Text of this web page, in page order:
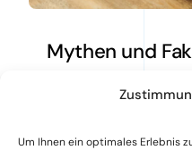
Um Ihnen ein optimales Erlebnis
Mythen und
dauerhafte
Was stimmt